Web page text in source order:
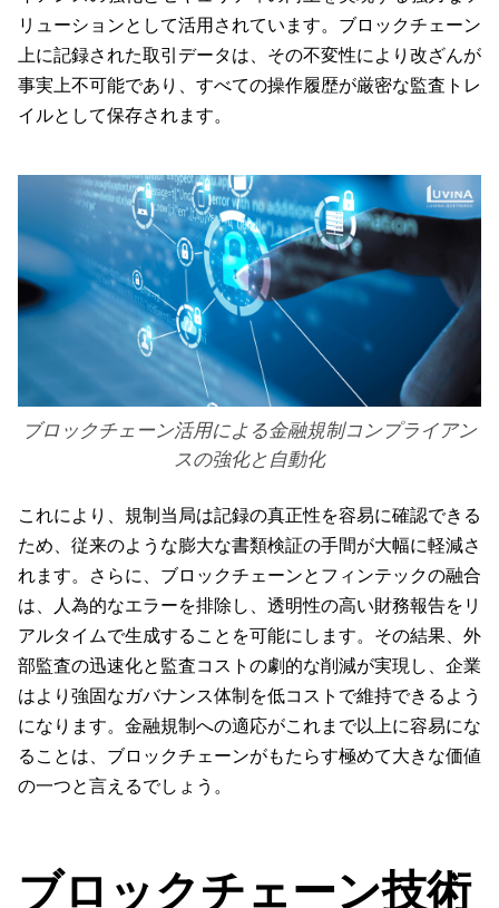
リューションとして活用されています。ブロックチェーン
上に記録された取引データは、その不変性により改ざんが
事実上不可能であり、すべての操作履歴が厳密な監査トレ
イルとして保存されます。
ブロックチェーン活用による金融規制コンプライアン
スの強化と自動化
これにより、規制当局は記録の真正性を容易に確認できる
ため、従来のような膨大な書類検証の手間が大幅に軽減さ
れます。さらに、ブロックチェーンとフィンテックの融合
は、人為的なエラーを排除し、透明性の高い財務報告をリ
アルタイムで生成することを可能にします。その結果、外
部監査の迅速化と監査コストの劇的な削減が実現し、企業
はより強固なガバナンス体制を低コストで維持できるよう
になります。金融規制への適応がこれまで以上に容易にな
ることは、ブロックチェーンがもたらす極めて大きな価値
の一つと言えるでしょう。
ブロックチェーン技術